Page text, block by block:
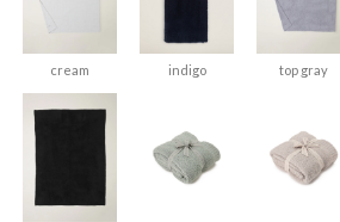
cream indigo top gray